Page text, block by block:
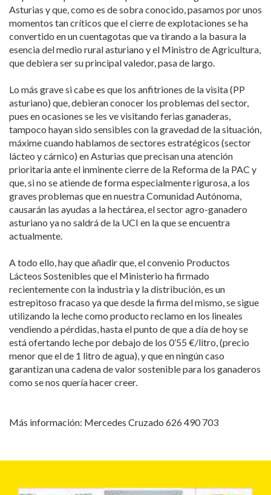
Asturias y que, como es de sobra conocido, pasamos por unos
momentos tan críticos que el cierre de explotaciones se ha
convertido en un cuentagotas que va tirando a la basura la
esencia del medio rural asturiano y el Ministro de Agricultura,
que debiera ser su principal valedor, pasa de largo.
Lo más grave si cabe es que los anfitriones de la visita (PP
asturiano) que, debieran conocer los problemas del sector,
pues en ocasiones se les ve visitando ferias ganaderas,
tampoco hayan sido sensibles con la gravedad de la situación,
máxime cuando hablamos de sectores estratégicos (sector
lácteo y cárnico) en Asturias que precisan una atención
prioritaria ante el inminente cierre de la Reforma de la PAC y
que, si no se atiende de forma especialmente rigurosa, a los
graves problemas que en nuestra Comunidad Autónoma,
causarán las ayudas a la hectárea, el sector agro-ganadero
asturiano ya no saldrá de la UCI en la que se encuentra
actualmente.
A todo ello, hay que añadir que, el convenio Productos
Lácteos Sostenibles que el Ministerio ha firmado
recientemente con la industria y la distribución, es un
estrepitoso fracaso ya que desde la firma del mismo, se sigue
utilizando la leche como producto reclamo en los lineales
vendiendo a pérdidas, hasta el punto de que a día de hoy se
está ofertando leche por debajo de los 0’55 €/litro, (precio
menor que el de 1 litro de agua), y que en ningún caso
garantizan una cadena de valor sostenible para los ganaderos
como se nos quería hacer creer.
Más información: Mercedes Cruzado 626 490 703